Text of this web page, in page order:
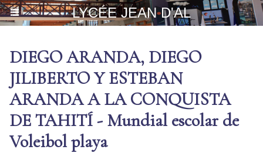
LYCÉE JEAN D'AL
DIEGO ARANDA, DIEGO
JILIBERTO Y ESTEBAN
ARANDA A LA CONQUISTA
DE TAHITÍ - Mundial escolar de
Voleibol playa